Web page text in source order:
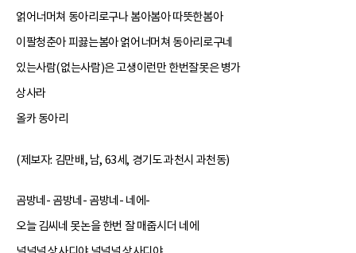
얽어너머쳐 동아리로구나 봄아봄아 따뜻한봄아
이팔청춘아 피끓는봄아 얽어너머쳐 동아리로구네
있는사람(없는사람)은 고생이런만 한번잘못은 병가
상사라
올카 동아리
(제보자: 김만배, 남, 63세, 경기도 과천시 과천동)
곰방네- 곰방네- 곰방네- 네에-
오늘 김씨네 못논을 한번 잘 매줍시더 네에